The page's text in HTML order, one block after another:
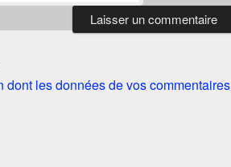
dont les données de vos commentaires